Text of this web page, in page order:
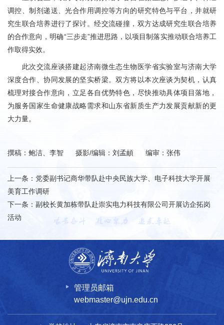
调控、制剂递送、光合作用调控等方向的研究特色与平台，并就研
究生联合培养进行了探讨。经交流碰撞，双方达成研究生联合培养
的合作意向，明确“三步走”推进思路，以项目制落实推动联合培养工
作取得实效。
此次交流座谈搭建起济南微生态生物医学省实验室与济南大学
深度合作、协同发展的坚实桥梁。双方将以本次座谈为契机，认真
梳理对接合作意向，立足各自优势特色，尽快推动具体项目落地，
为服务国家生命健康战略需求和山东省新质生产力发展贡献新的更
大力量。
撰稿：鲍洁、李智 摄影/编辑：刘孟頔 编审：张伟
上一条： 党委副书记商华带队赴中央民族大学、电子科技大学开展
美育工作调研
下一条： 副校长黄加栋带队赴崇实电力科技有限公司开展访企拓岗
活动
管理员邮箱
webmaster@ujn.edu.cn